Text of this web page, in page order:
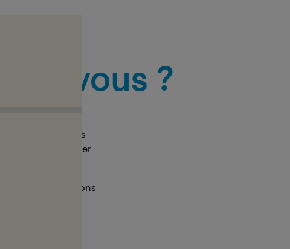
vous ?
pouvez nous
ou à nous poser
vous remercions